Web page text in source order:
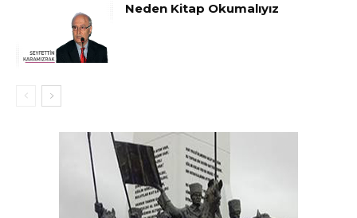
Neden Kitap Okumalıyız